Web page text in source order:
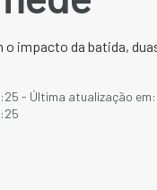
o impacto da batida,
- Última atualização em: